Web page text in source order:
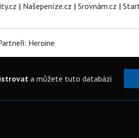
| Našepeníze.cz | Srovnám.cz |
Heroine
a můžete tuto databázi